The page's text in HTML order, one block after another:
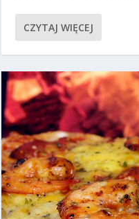
CZYTAJ WIĘCEJ